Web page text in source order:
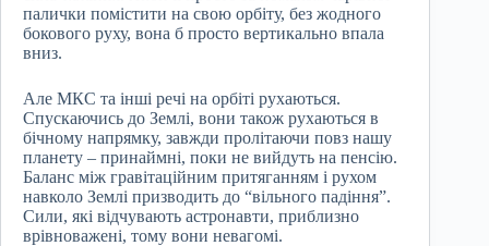
палички помістити на свою орбіту, без жодного
бокового руху, вона б просто вертикально впала
вниз.
Але МКС та інші речі на орбіті рухаються.
Спускаючись до Землі, вони також рухаються в
бічному напрямку, завжди пролітаючи повз нашу
планету – принаймні, поки не вийдуть на пенсію.
Баланс між гравітаційним притяганням і рухом
навколо Землі призводить до “вільного падіння”.
Сили, які відчувають астронавти, приблизно
врівноважені, тому вони невагомі.